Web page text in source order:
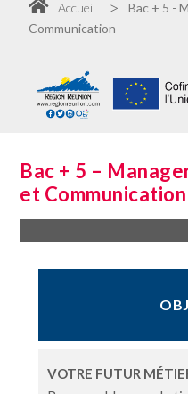
Accueil >
Bac + 5 -
Communication
Bac + 5 –
et Communication
VOTRE FUTUR